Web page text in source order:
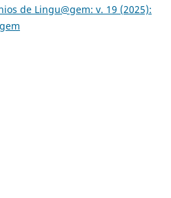
de Lingu@gem: v. 19 (2025):